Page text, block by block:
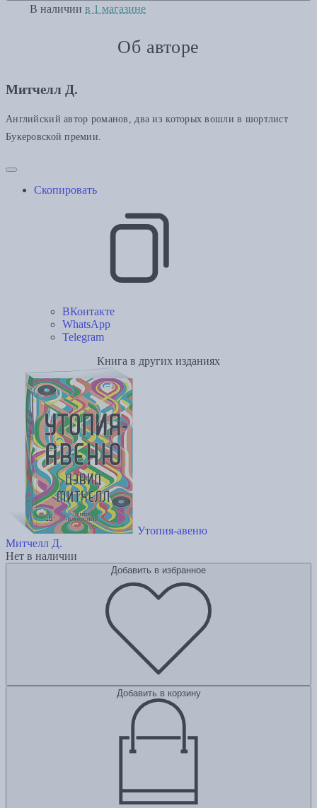
В наличии в 1 магазине
Об авторе
Митчелл Д.
Английский автор романов, два из которых вошли в шортлист
Букеровской премии.
Скопировать
ВКонтакте
WhatsApp
Telegram
Книга в других изданиях
Утопия-авеню
Митчелл Д.
Нет в наличии
Добавить в избранное
Добавить в корзину